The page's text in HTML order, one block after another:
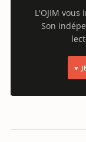
L'OJIM
Son
♥